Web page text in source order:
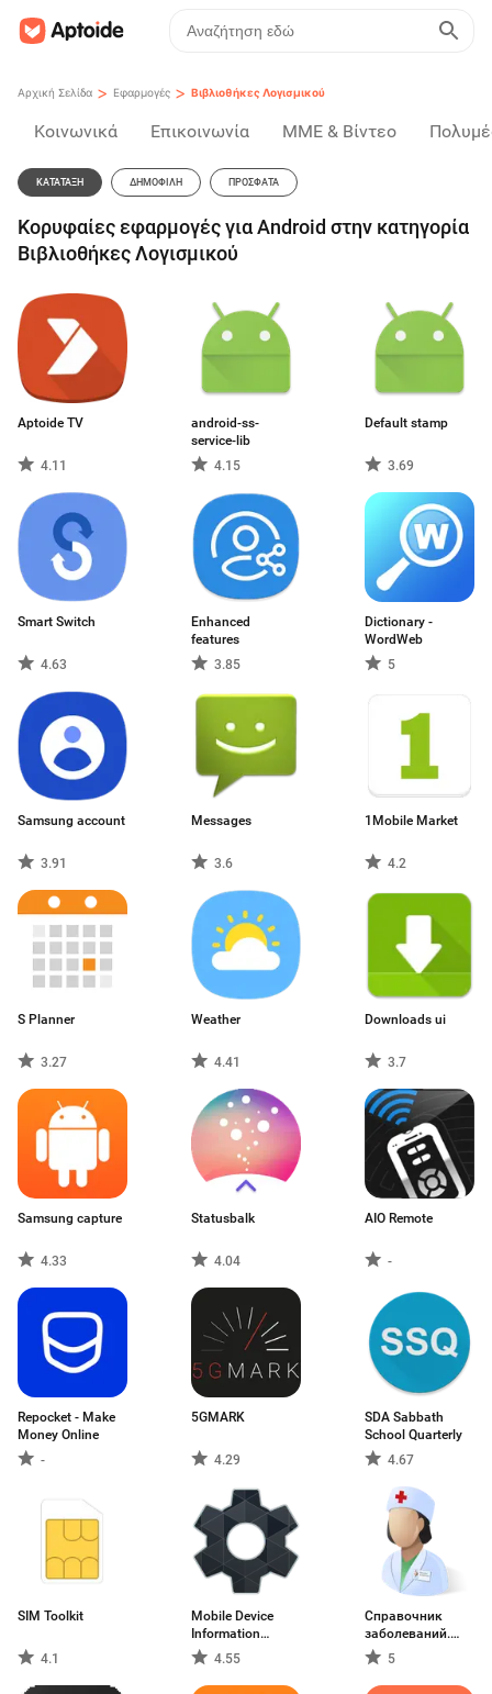
Αρχική Σελίδα > Εφαρμογές > Βιβλιοθήκες Λογισμικού
Κοινωνικά Επικοινωνία ΜΜΕ & Βίντεο
ΚΑΤΆΤΑΞΗ ΔΗΜΟΦΙΛΉ ΠΡΌΣΦΑΤΑ
Κορυφαίες εφαρμογές για Android στην κατηγορία
Βιβλιοθήκες Λογισμικού
Aptoide TV
4.11
android-ss-
service-lib
4.15
Default stamp
3.69
Smart Switch
4.63
Enhanced
features
3.85
Dictionary -
WordWeb
5
Samsung account
3.91
Messages
3.6
1Mobile Market
4.2
S Planner
3.27
Weather
4.41
Downloads ui
3.7
Samsung capture
4.33
Statusbalk
4.04
AIO Remote
-
Repocket - Make
Money Online
-
5GMARK
4.29
SDA Sabbath
School Quarterly
4.67
SIM Toolkit
4.1
Mobile Device
Information
Provider
4.55
Справочник
заболеваний.
Просто
5